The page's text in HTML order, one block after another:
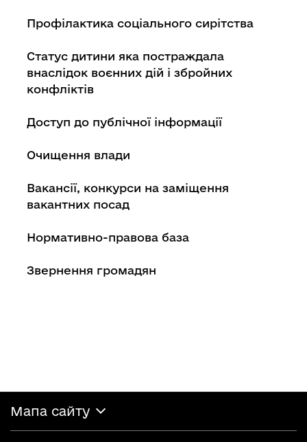
Профілактика соціального сирітства
Статус дитини яка постраждала
внаслідок воєнних дій і збройних
конфліктів
Доступ до публічної інформації
Очищення влади
Вакансії, конкурси на заміщення
вакантних посад
Нормативно-правова база
Звернення громадян
Мапа сайту